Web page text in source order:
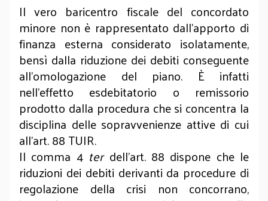
Il vero baricentro fiscale del concordato
minore non è rappresentato dall’apporto di
finanza esterna considerato isolatamente,
bensì dalla riduzione dei debiti conseguente
all’omologazione del piano. È infatti
nell’effetto esdebitatorio o remissorio
prodotto dalla procedura che si concentra la
disciplina delle sopravvenienze attive di cui
all’art. 88 TUIR.
Il comma 4 terdell’art. 88 dispone che le
riduzioni dei debiti derivanti da procedure di
regolazione della crisi non concorrano,